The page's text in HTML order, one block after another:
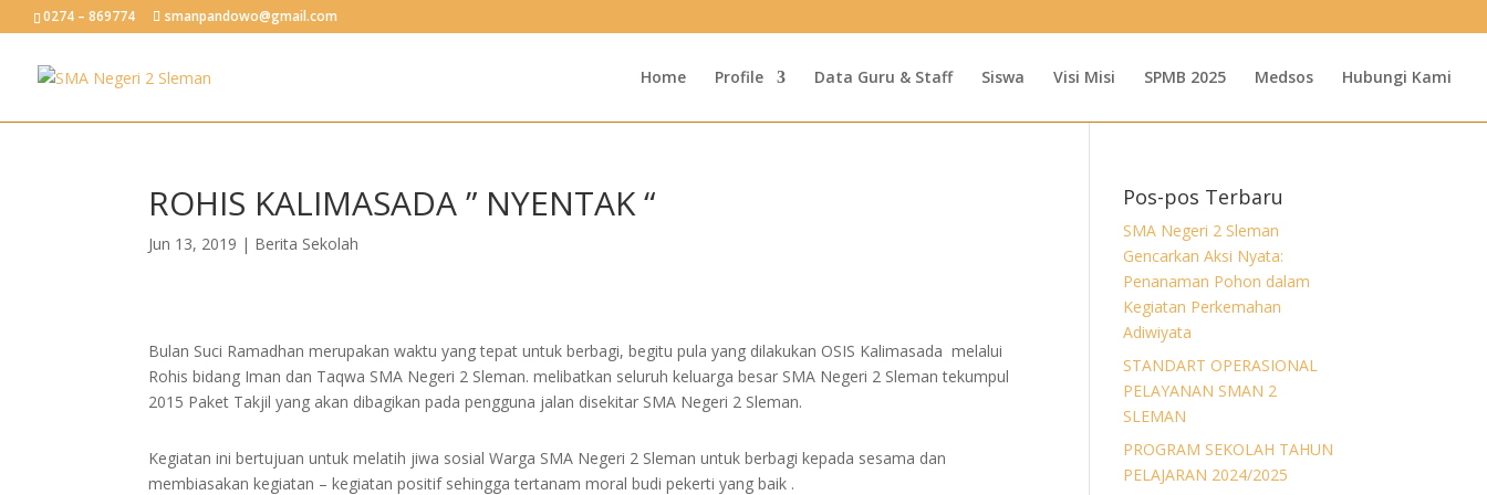
0274 – 869774 smanpandowo@gmail.com
Home Profile Data Guru & Staff Siswa Visi Misi SPMB 2025 Medsos Hubungi Kami
ROHIS KALIMASADA ” NYENTAK “
Jun 13, 2019 | Berita Sekolah
Bulan Suci Ramadhan merupakan waktu yang tepat untuk berbagi, begitu pula yang dilakukan OSIS Kalimasada melalui
Rohis bidang Iman dan Taqwa SMA Negeri 2 Sleman. melibatkan seluruh keluarga besar SMA Negeri 2 Sleman tekumpul
2015 Paket Takjil yang akan dibagikan pada pengguna jalan disekitar SMA Negeri 2 Sleman.
Kegiatan ini bertujuan untuk melatih jiwa sosial Warga SMA Negeri 2 Sleman untuk berbagi kepada sesama dan
membiasakan kegiatan – kegiatan positif sehingga tertanam moral budi pekerti yang baik .
Pos-pos Terbaru
SMA Negeri 2 Sleman
Gencarkan Aksi Nyata:
Penanaman Pohon dalam
Kegiatan Perkemahan
Adiwiyata
STANDART OPERASIONAL
PELAYANAN SMAN 2
SLEMAN
PROGRAM SEKOLAH TAHUN
PELAJARAN 2024/2025